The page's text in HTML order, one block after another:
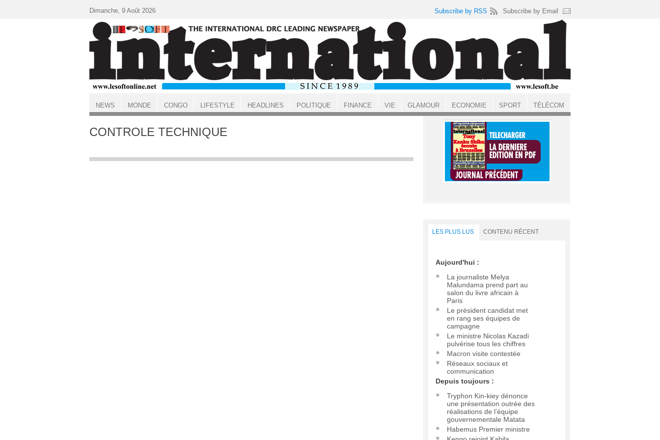
ACCUEIL
CONTROLE TECHNIQUE
LES PLUS LUS CONTENU RÉCENT
Aujourd'hui :
La journaliste Melya
Malundama prend part au
salon du livre africain à
Paris
Le président candidat met
en rang ses équipes de
campagne
Le ministre Nicolas Kazadi
pulvérise tous les chiffres
Macron visite contestée
Réseaux sociaux et
communication
Depuis toujours :
Tryphon Kin-kiey dénonce
une présentation outrée des
réalisations de l’équipe
gouvernementale Matata
Habemus Premier ministre
Dimanche, 9 Août 2026 Subscribe by RSS Subscribe by Email
NEWS MONDE CONGO LIFESTYLE HEADLINES POLITIQUE FINANCE VIE GLAMOUR ECONOMIE SPORT TÉLÉCOM